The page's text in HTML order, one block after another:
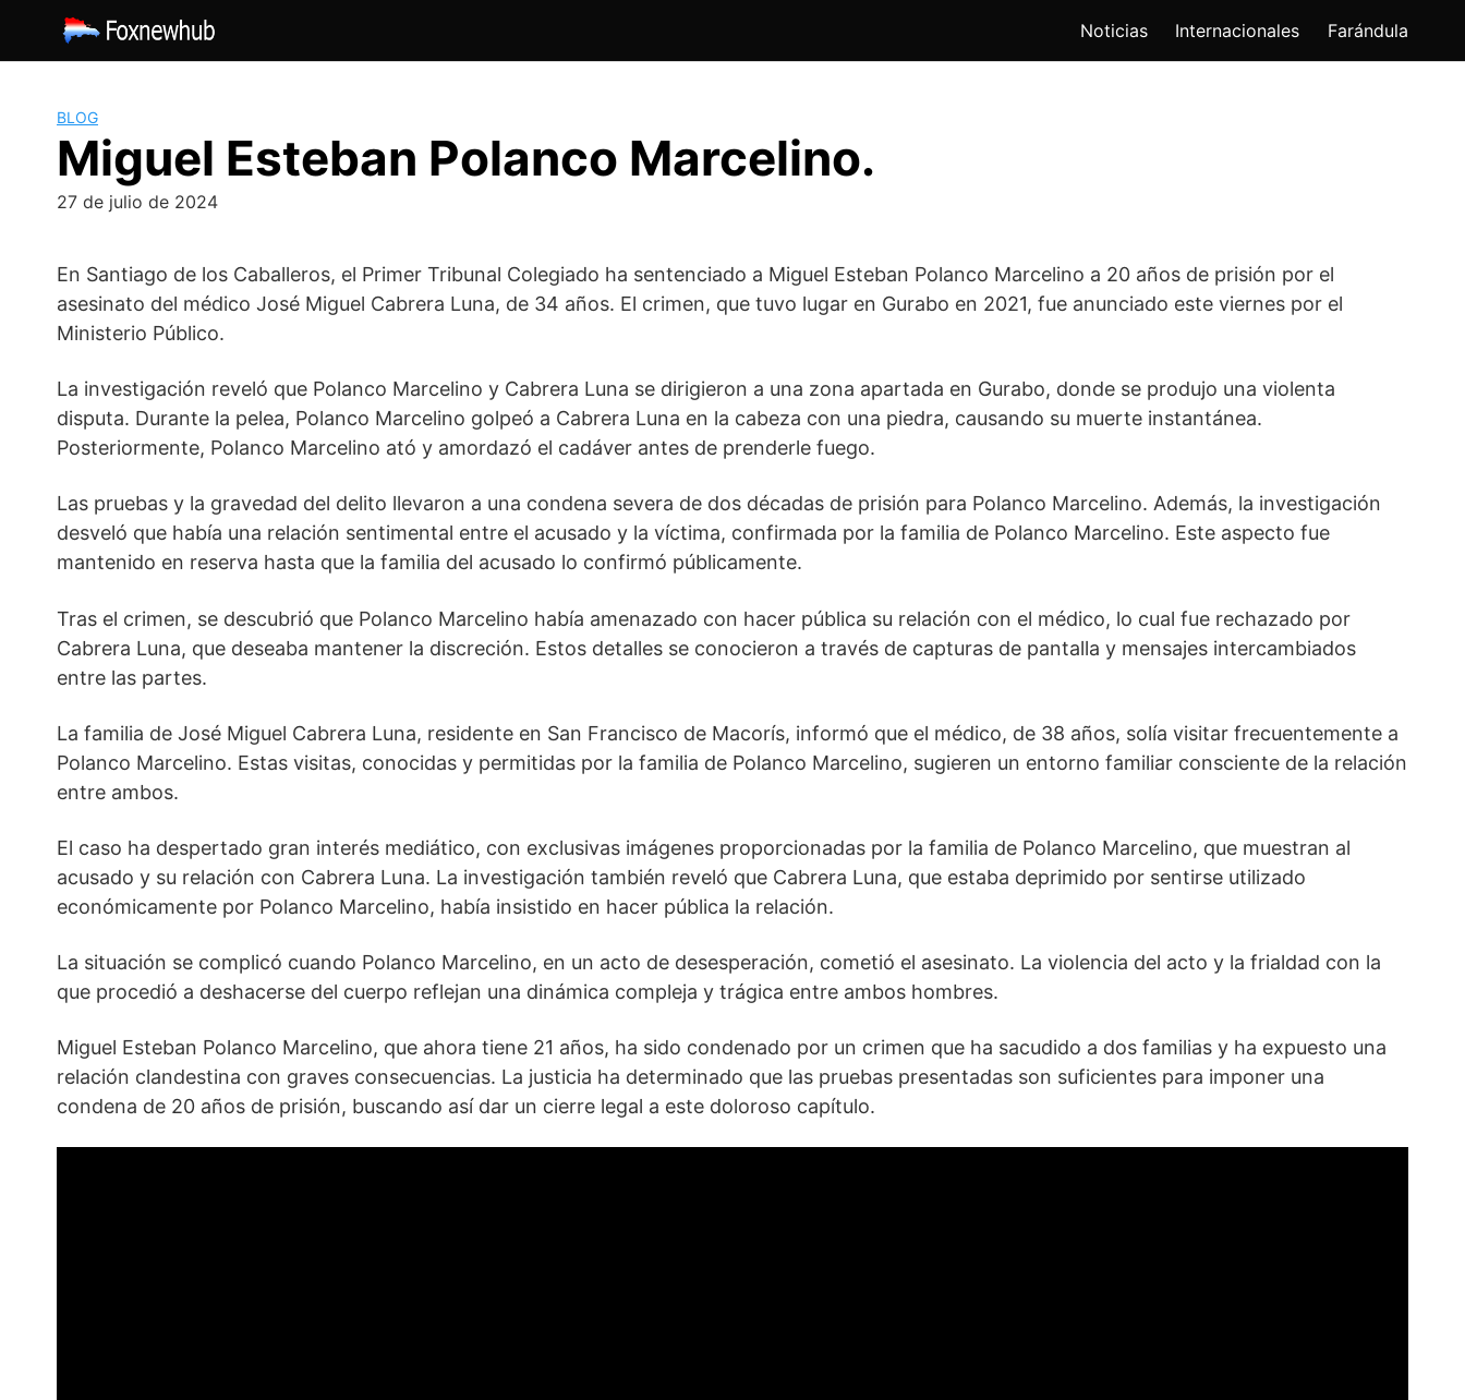
contenido
Noticias Internacionales Farándula
BLOG
Miguel Esteban Polanco Marcelino.
27 de julio de 2024
En Santiago de los Caballeros, el Primer Tribunal Colegiado ha sentenciado a Miguel Esteban Polanco Marcelino a 20 años de prisión por el
asesinato del médico José Miguel Cabrera Luna, de 34 años. El crimen, que tuvo lugar en Gurabo en 2021, fue anunciado este viernes por el
Ministerio Público.
La investigación reveló que Polanco Marcelino y Cabrera Luna se dirigieron a una zona apartada en Gurabo, donde se produjo una violenta
disputa. Durante la pelea, Polanco Marcelino golpeó a Cabrera Luna en la cabeza con una piedra, causando su muerte instantánea.
Posteriormente, Polanco Marcelino ató y amordazó el cadáver antes de prenderle fuego.
Las pruebas y la gravedad del delito llevaron a una condena severa de dos décadas de prisión para Polanco Marcelino. Además, la investigación
desveló que había una relación sentimental entre el acusado y la víctima, confirmada por la familia de Polanco Marcelino. Este aspecto fue
mantenido en reserva hasta que la familia del acusado lo confirmó públicamente.
Tras el crimen, se descubrió que Polanco Marcelino había amenazado con hacer pública su relación con el médico, lo cual fue rechazado por
Cabrera Luna, que deseaba mantener la discreción. Estos detalles se conocieron a través de capturas de pantalla y mensajes intercambiados
entre las partes.
La familia de José Miguel Cabrera Luna, residente en San Francisco de Macorís, informó que el médico, de 38 años, solía visitar frecuentemente a
Polanco Marcelino. Estas visitas, conocidas y permitidas por la familia de Polanco Marcelino, sugieren un entorno familiar consciente de la relación
entre ambos.
El caso ha despertado gran interés mediático, con exclusivas imágenes proporcionadas por la familia de Polanco Marcelino, que muestran al
acusado y su relación con Cabrera Luna. La investigación también reveló que Cabrera Luna, que estaba deprimido por sentirse utilizado
económicamente por Polanco Marcelino, había insistido en hacer pública la relación.
La situación se complicó cuando Polanco Marcelino, en un acto de desesperación, cometió el asesinato. La violencia del acto y la frialdad con la
que procedió a deshacerse del cuerpo reflejan una dinámica compleja y trágica entre ambos hombres.
Miguel Esteban Polanco Marcelino, que ahora tiene 21 años, ha sido condenado por un crimen que ha sacudido a dos familias y ha expuesto una
relación clandestina con graves consecuencias. La justicia ha determinado que las pruebas presentadas son suficientes para imponer una
condena de 20 años de prisión, buscando así dar un cierre legal a este doloroso capítulo.